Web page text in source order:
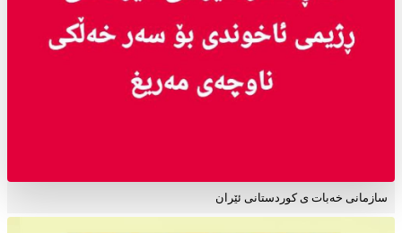
سازمانی خەبات ی کوردستانی ئێران